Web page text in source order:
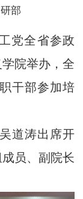
部
党全省参政
院举办，全
干部参加培
道涛出席开
员、副院长